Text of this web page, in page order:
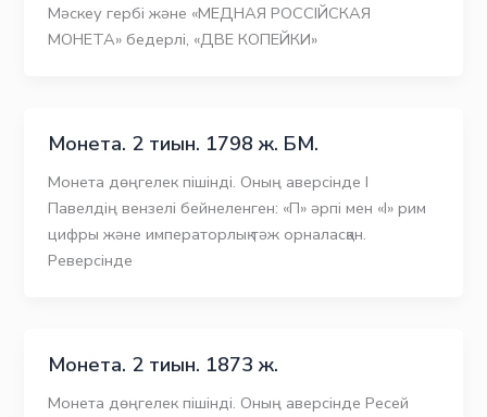
Мәскеу гербі және «МЕДНАЯ РОССIЙСКАЯ
МОНЕТА» бедерлі, «ДВЕ КОПЕЙКИ»
Монета. 2 тиын. 1798 ж. БМ.
Монета дөңгелек пішінді. Оның аверсінде І
Павелдің вензелі бейнеленген: «П» әрпі мен «I» рим
цифры және императорлық тәж орналасқан.
Реверсінде
Монета. 2 тиын. 1873 ж.
Монета дөңгелек пішінді. Оның аверсінде Ресей